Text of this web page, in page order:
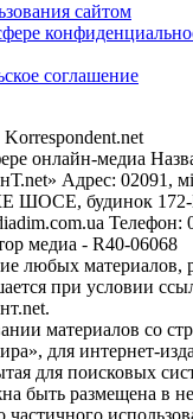
сайтом
соглашение
онлайн-медиа
Адрес: 02091,
будинок 172-
Телефон:
медиа - R40-06068
любых материалов,
при условии
материалов со
для интернет-
для поисковых
быть размещена в